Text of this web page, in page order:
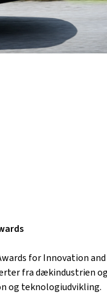
for Innovation and
fra dækindustrien
og teknologiudvikling.